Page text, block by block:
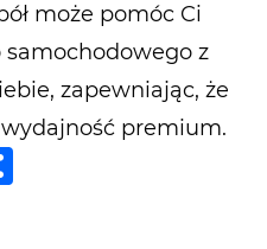
może pomóc Ci
z
zapewniając, że
premium.